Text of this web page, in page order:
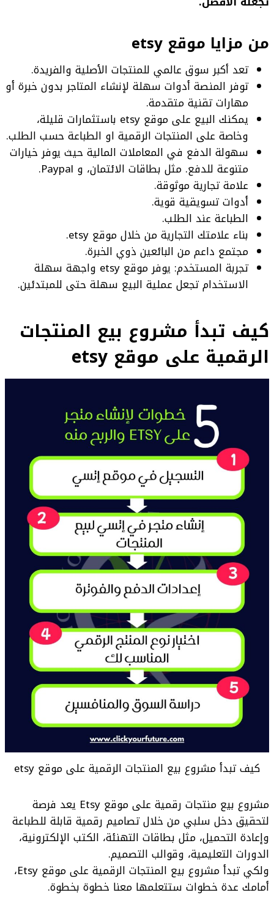
من مزايا موقع etsy
تعد أكبر سوق عالمي للمنتجات الأصلية والفريدة.
توفر المنصة أدوات سهلة لإنشاء المتاجر بدون خبرة أو
مهارات تقنية متقدمة.
يمكنك البيع على موقع etsy باستثمارات قليلة،
وخاصة على المنتجات الرقمية او الطباعة حسب الطلب.
سهولة الدفع في المعاملات المالية حيث يوفر خيارات
متنوعة للدفع. مثل بطاقات الائتمان، و Paypal.
علامة تجارية موثوقة.
أدوات تسويقية قوية.
الطباعة عند الطلب.
بناء علامتك التجارية من خلال موقع etsy.
مجتمع داعم من البائعين ذوي الخبرة.
تجربة المستخدم: يوفر موقع etsy واجهة سهلة
الاستخدام تجعل عملية البيع سهلة حتى للمبتدئين.
كيف تبدأ مشروع بيع المنتجات
الرقمية على موقع etsy
كيف تبدأ مشروع بيع المنتجات الرقمية على موقع etsy
مشروع بيع منتجات رقمية على موقع Etsy يعد فرصة
لتحقيق دخل سلبي من خلال تصاميم رقمية قابلة للطباعة
وإعادة التحميل، مثل بطاقات التهنئة، الكتب الإلكترونية،
الدورات التعليمية، وقوالب التصميم.
ولكي تبدأ مشروع بيع المنتجات الرقمية على موقع Etsy،
أمامك عدة خطوات ستتعلمها معنا خطوة بخطوة.